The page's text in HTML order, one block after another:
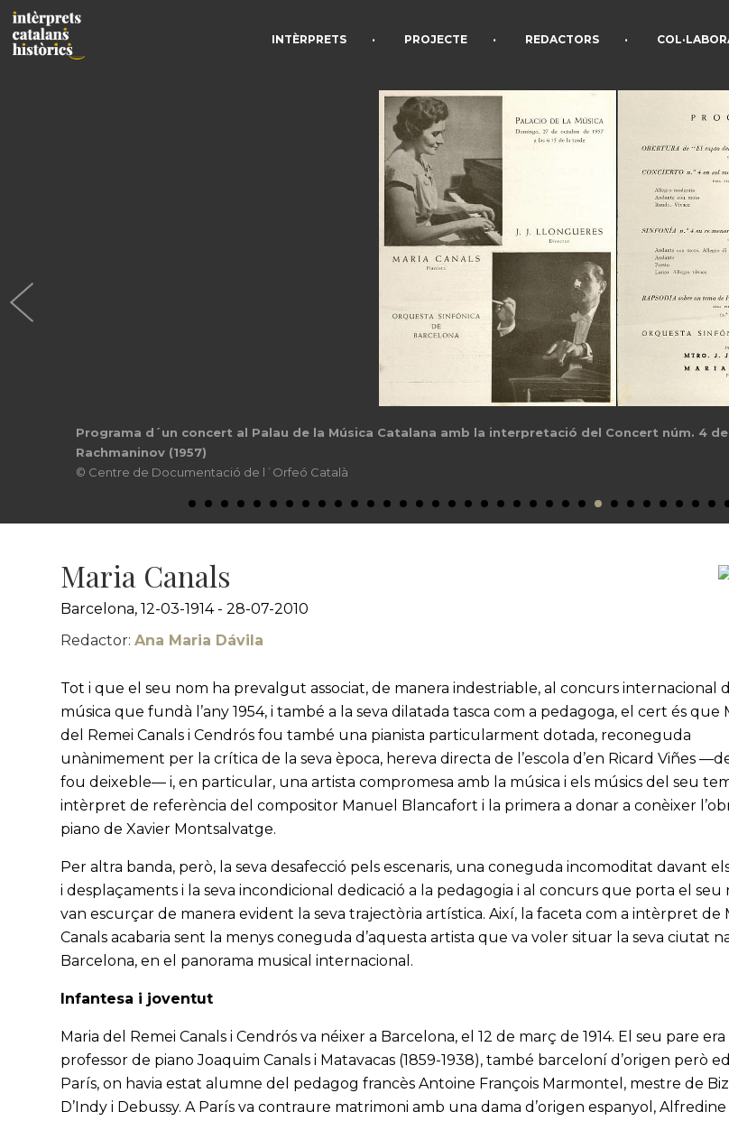
INTÈRPRETS • PROJECTE • REDACTORS •
Programa d´un concert al Palau de la Música Catalana amb la interpretació del Concert núm. 4
Rachmaninov (1957)
© Centre de Documentació de l´Orfeó Català
Maria Canals
Barcelona, 12-03-1914 - 28-07-2010
Redactor:Ana Maria Dávila
Tot i que el seu nom ha prevalgut associat, de manera indestriable, al concurs internacional
música que fundà l’any 1954, i també a la seva dilatada tasca com a pedagoga, el cert és que
del Remei Canals i Cendrós fou també una pianista particularment dotada, reconeguda
unànimement per la crítica de la seva època, hereva directa de l’escola d’en Ricard Viñes
fou deixeble— i, en particular, una artista compromesa amb la música i els músics del seu
intèrpret de referència del compositor Manuel Blancafort i la primera a donar a conèixer
piano de Xavier Montsalvatge.
Per altra banda, però, la seva desafecció pels escenaris, una coneguda incomoditat davant
i desplaçaments i la seva incondicional dedicació a la pedagogia i al concurs que porta el seu
van escurçar de manera evident la seva trajectòria artística. Així, la faceta com a intèrpret de
Canals acabaria sent la menys coneguda d’aquesta artista que va voler situar la seva ciutat
Barcelona, en el panorama musical internacional.
Infantesa i joventut
Maria del Remei Canals i Cendrós va néixer a Barcelona, el 12 de març de 1914. El seu pare era
professor de piano Joaquim Canals i Matavacas (1859-1938), també barceloní d’origen però
París, on havia estat alumne del pedagog francès Antoine François Marmontel, mestre de
D’Indy i Debussy. A París va contraure matrimoni amb una dama d’origen espanyol, Alfredine